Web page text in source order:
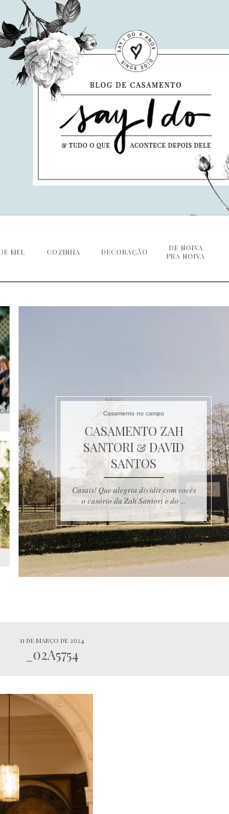
MEL COZINHA DECORAÇÃO
DE NOIVA
PRA NOIVA
Casamento no campo
CASAMENTO ZAH
SANTORI & DAVID
SANTOS
Casais! Que alegria dividir com vocês
o casório da Zah Santori e do ...
11 de março de 2024
_02A5754